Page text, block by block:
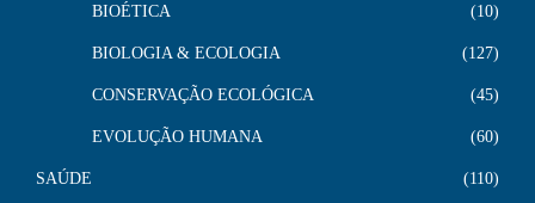
BIOÉTICA 10
BIOLOGIA & ECOLOGIA 127
CONSERVAÇÃO ECOLÓGICA 45
EVOLUÇÃO HUMANA 60
SAÚDE 110